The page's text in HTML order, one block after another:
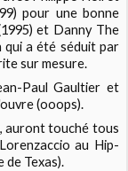
pour une bonne
et Danny The
qui a été séduit par
sur mesure.
Paul Gaultier et
(ooops).
auront touché tous
au Hip-
de Texas).